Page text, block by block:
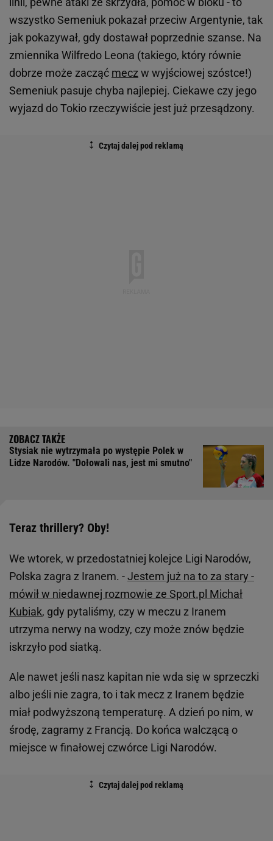
wszystko Semeniuk pokazał przeciw Argentynie, tak
jak pokazywał, gdy dostawał poprzednie szanse. Na
zmiennika Wilfredo Leona (takiego, który równie
dobrze może zacząć meczw wyjściowej szóstce!)
Semeniuk pasuje chyba najlepiej. Ciekawe czy jego
wyjazd do Tokio rzeczywiście jest już przesądzony.
Stysiak nie wytrzymała po występie Polek w
Lidze Narodów. "Dołowali nas, jest mi smutno"
Teraz thrillery? Oby!
We wtorek, w przedostatniej kolejce Ligi Narodów,
Polska zagra z Iranem. -Jestem już na to za stary -
mówił w niedawnej rozmowie ze Sport.pl Michał
Kubiak, gdy pytaliśmy, czy w meczu z Iranem
utrzyma nerwy na wodzy, czy może znów będzie
iskrzyło pod siatką.
Ale nawet jeśli nasz kapitan nie wda się w sprzeczki
albo jeśli nie zagra, to i tak mecz z Iranem będzie
miał podwyższoną temperaturę. A dzień po nim, w
środę, zagramy z Francją. Do końca walczącą o
miejsce w finałowej czwórce Ligi Narodów.